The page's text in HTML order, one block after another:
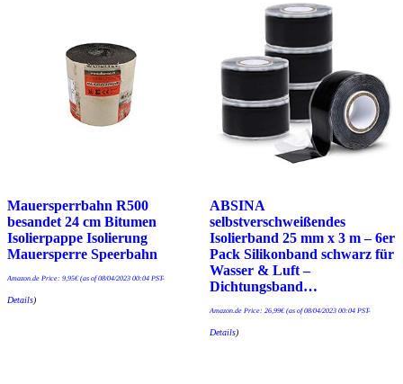
Mauersperrbahn R500
besandet 24 cm Bitumen
Isolierpappe Isolierung
Mauersperre Speerbahn
Amazon.de Price: 9,95€(as of 08/04/2023 00:04 PST-
Details)
ABSINA
selbstverschweißendes
Isolierband 25 mm x 3 m – 6er
Pack Silikonband schwarz für
Wasser & Luft –
Dichtungsband…
Amazon.de Price: 26,99€(as of 08/04/2023 00:04 PST-
Details)